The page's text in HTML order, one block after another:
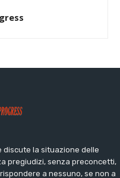
discute la situazione delle
pregiudizi, senza preconcetti,
a nessuno, se non a